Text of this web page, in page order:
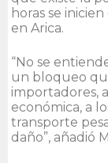
horas se
en Arica.
“No se
un bloqueo
importadores,
económica, a
transporte
daño”, añadió